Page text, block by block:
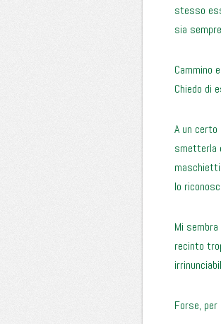
stesso
sia
Cammino
Chiedo di
A un certo
smetterla
lo
Mi
recinto
Forse, per